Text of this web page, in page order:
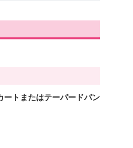
トまたはテーパードパン